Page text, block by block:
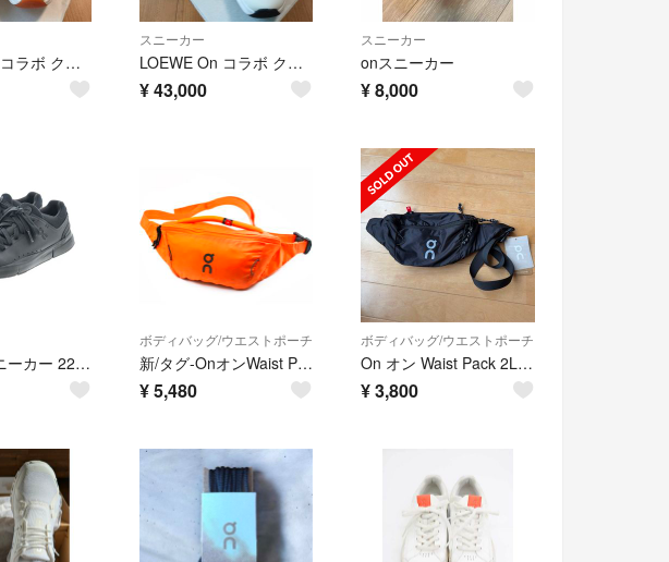
LOEWE On コラボ クラウドティルト 2.0 ブラックホワイト/ガム
スニーカー
LOEWE On コラボ クラウドティルト 2.0 タンホワイト/ガム
¥43,000
スニーカー
onスニーカー
¥8,000
On オン スニーカー 22.5cm 黒 【古着】【中古】【送料無料】
ボディバッグ/ウエストポーチ
新/タグ-OnオンWaist Pack 2L Lite
¥5,480
ボディバッグ/ウエストポーチ
On オン Waist Pack 2L Lite ウエストポーチ
¥3,800